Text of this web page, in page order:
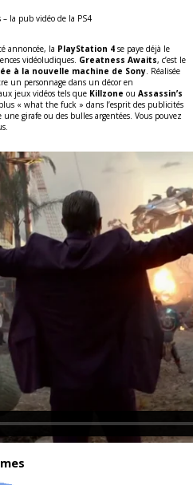
– la pub vidéo de la PS4
annoncée, la PlayStation 4 se paye déjà le
vidéoludiques. Greatness Awaits, c’est le
à la nouvelle machine de Sony. Réalisée
un personnage dans un décor en
jeux vidéos tels que Killzone ou Assassin’s
« what the fuck » dans l’esprit des publicités
girafe ou des bulles argentées. Vous pouvez